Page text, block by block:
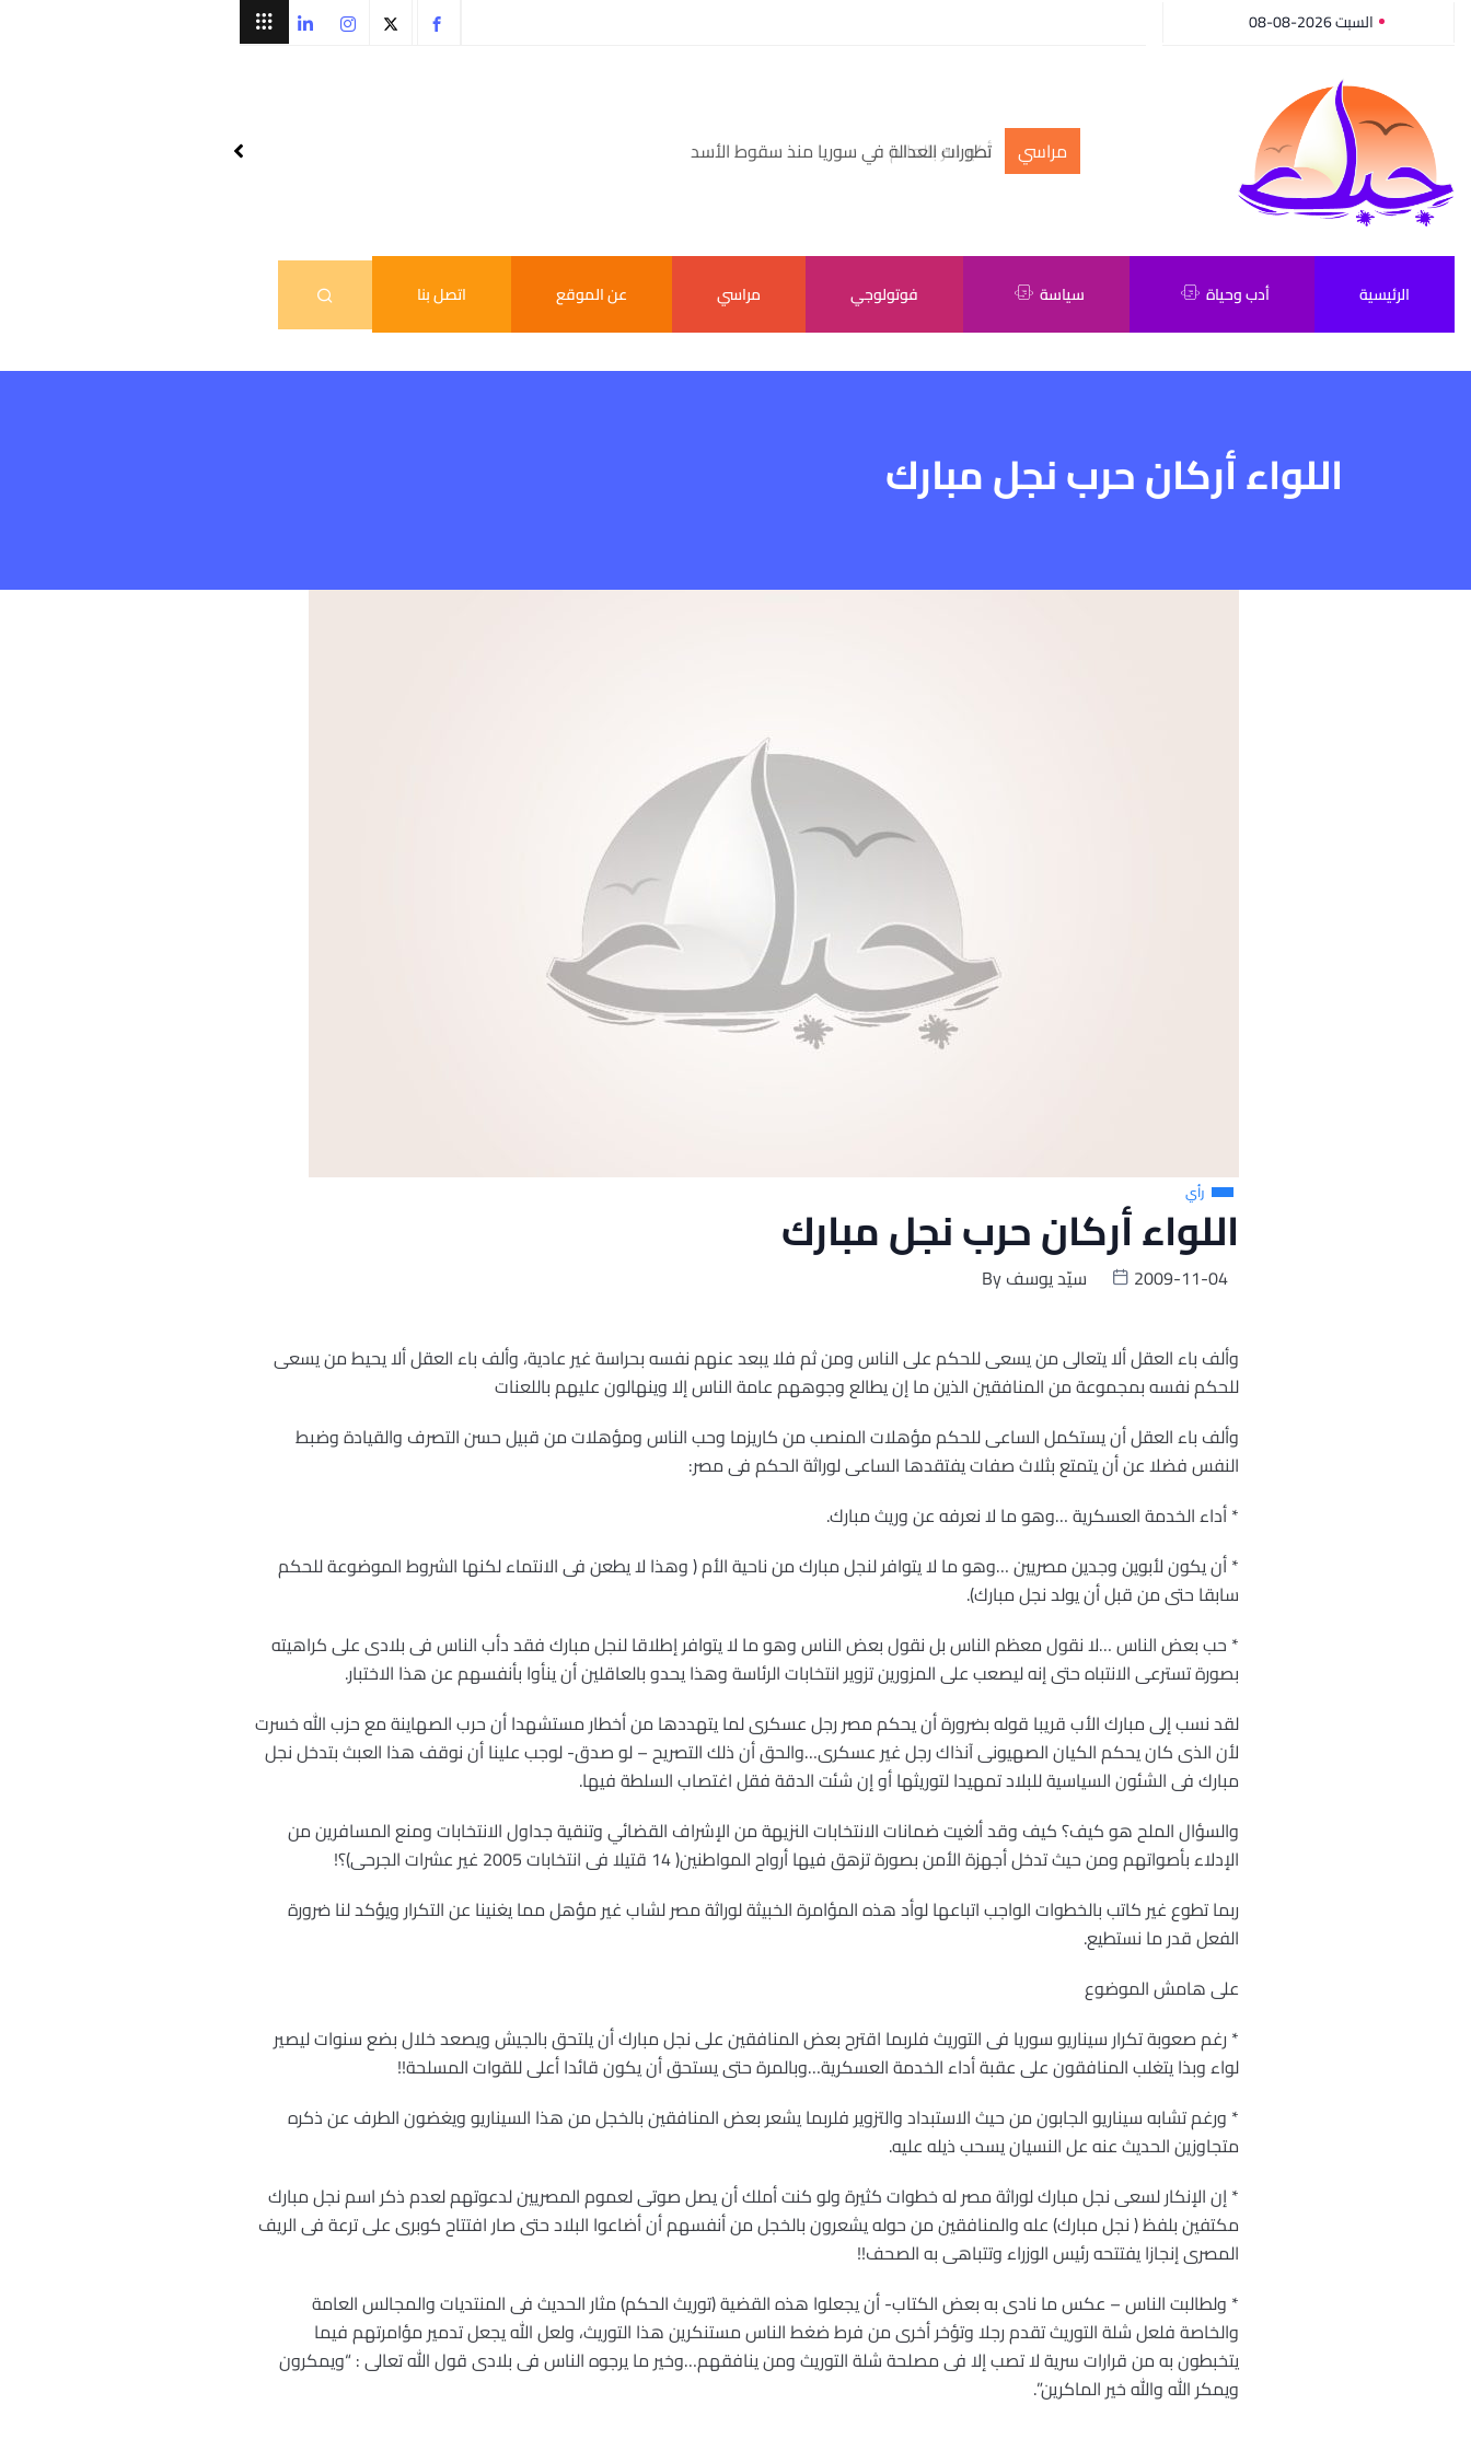
السبت 2026-08-08
مراسي أكبر سر بالعالم
الرئيسية أدب وحياة سياسة فوتولوجي مراسي عن الموقع اتصل بنا
اللواء أركان حرب نجل مبارك
رأي
اللواء أركان حرب نجل مبارك
Byسيّد يوسف 2009-11-04
وألف باء العقل ألا يتعالى من يسعى للحكم على الناس ومن ثم فلا يبعد عنهم نفسه بحراسة غير عادية، وألف باء العقل ألا يحيط من يسعى
للحكم نفسه بمجموعة من المنافقين الذين ما إن يطالع وجوههم عامة الناس إلا وينهالون عليهم باللعنات
وألف باء العقل أن يستكمل الساعى للحكم مؤهلات المنصب من كاريزما وحب الناس ومؤهلات من قبيل حسن التصرف والقيادة وضبط
النفس فضلا عن أن يتمتع بثلاث صفات يفتقدها الساعى لوراثة الحكم فى مصر:
* أداء الخدمة العسكرية …وهو ما لا نعرفه عن وريث مبارك.
* أن يكون لأبوين وجدين مصريين …وهو ما لا يتوافر لنجل مبارك من ناحية الأم ( وهذا لا يطعن فى الانتماء لكنها الشروط الموضوعة للحكم
سابقا حتى من قبل أن يولد نجل مبارك).
* حب بعض الناس …لا نقول معظم الناس بل نقول بعض الناس وهو ما لا يتوافر إطلاقا لنجل مبارك فقد دأب الناس فى بلادى على كراهيته
بصورة تسترعى الانتباه حتى إنه ليصعب على المزورين تزوير انتخابات الرئاسة وهذا يحدو بالعاقلين أن ينأوا بأنفسهم عن هذا الاختبار.
لقد نسب إلى مبارك الأب قريبا قوله بضرورة أن يحكم مصر رجل عسكرى لما يتهددها من أخطار مستشهدا أن حرب الصهاينة مع حزب الله خسرت
لأن الذى كان يحكم الكيان الصهيونى آنذاك رجل غير عسكرى…والحق أن ذلك التصريح – لو صدق- لوجب علينا أن نوقف هذا العبث بتدخل نجل
مبارك فى الشئون السياسية للبلاد تمهيدا لتوريثها أو إن شئت الدقة فقل اغتصاب السلطة فيها.
والسؤال الملح هو كيف؟ كيف وقد ألغيت ضمانات الانتخابات النزيهة من الإشراف القضائي وتنقية جداول الانتخابات ومنع المسافرين من
الإدلاء بأصواتهم ومن حيث تدخل أجهزة الأمن بصورة تزهق فيها أرواح المواطنين( 14 قتيلا فى انتخابات 2005 غير عشرات الجرحى)؟!
ربما تطوع غير كاتب بالخطوات الواجب اتباعها لوأد هذه المؤامرة الخبيثة لوراثة مصر لشاب غير مؤهل مما يغنينا عن التكرار ويؤكد لنا ضرورة
الفعل قدر ما نستطيع.
على هامش الموضوع
* رغم صعوبة تكرار سيناريو سوريا فى التوريث فلربما اقترح بعض المنافقين على نجل مبارك أن يلتحق بالجيش ويصعد خلال بضع سنوات ليصير
لواء وبذا يتغلب المنافقون على عقبة أداء الخدمة العسكرية…وبالمرة حتى يستحق أن يكون قائدا أعلى للقوات المسلحة!!
* ورغم تشابه سيناريو الجابون من حيث الاستبداد والتزوير فلربما يشعر بعض المنافقين بالخجل من هذا السيناريو ويغضون الطرف عن ذكره
متجاوزين الحديث عنه عل النسيان يسحب ذيله عليه.
* إن الإنكار لسعى نجل مبارك لوراثة مصر له خطوات كثيرة ولو كنت أملك أن يصل صوتى لعموم المصريين لدعوتهم لعدم ذكر اسم نجل مبارك
مكتفين بلفظ ( نجل مبارك) عله والمنافقين من حوله يشعرون بالخجل من أنفسهم أن أضاعوا البلاد حتى صار افتتاح كوبرى على ترعة فى الريف
المصرى إنجازا يفتتحه رئيس الوزراء وتتباهى به الصحف!!
* ولطالبت الناس – عكس ما نادى به بعض الكتاب- أن يجعلوا هذه القضية (توريث الحكم) مثار الحديث فى المنتديات والمجالس العامة
والخاصة فلعل شلة التوريث تقدم رجلا وتؤخر أخرى من فرط ضغط الناس مستنكرين هذا التوريث، ولعل الله يجعل تدمير مؤامرتهم فيما
يتخبطون به من قرارات سرية لا تصب إلا فى مصلحة شلة التوريث ومن ينافقهم…وخير ما يرجوه الناس فى بلادى قول الله تعالى : “ويمكرون
ويمكر الله والله خير الماكرين”.